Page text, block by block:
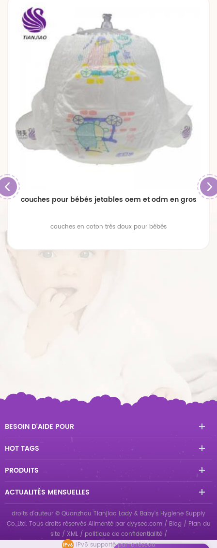
couches pour bébés jetables oem et odm en gros
couches en coton très doux pour bébés
BESOIN D'AIDE POUR
HOT TAGS
PRODUITS
ACTUALITÉS MENSUELLES
droits d'auteur © Quanzhou Tianjiao Lady & Baby's Hygiene Supply
Co.,Ltd. Tous droits réservés Alimenté par dyyseo.com / Blog / Plan du
site/ XML/ politique de confidentialité/
IPv6 supporté par le réseau